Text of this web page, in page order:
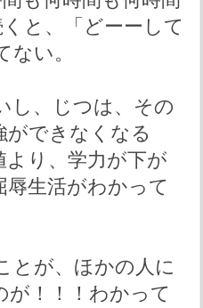
と、「どーーして
い。
し、じつは、その
ができなくなる
り、学力が下が
生活がわかって
とが、ほかの人に
が！！！わかって